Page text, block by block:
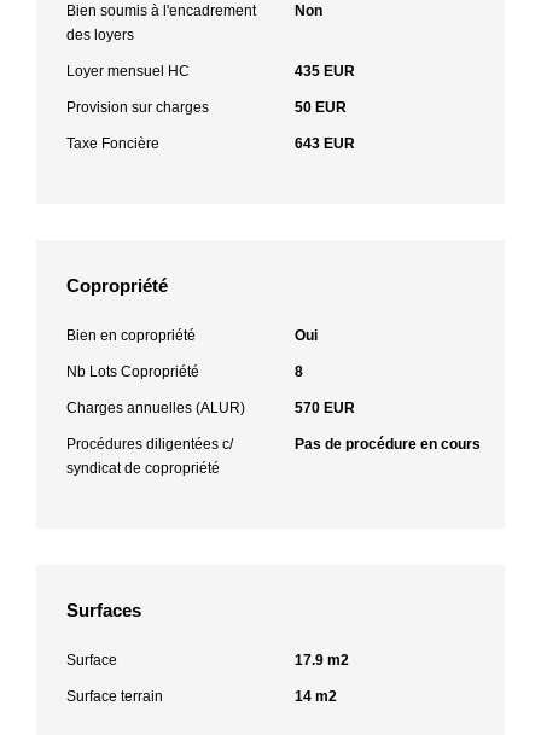
Bien soumis à l'encadrement
des loyers
Non
Loyer mensuel HC 435 EUR
Provision sur charges 50 EUR
Taxe Foncière 643 EUR
Copropriété
Bien en copropriété Oui
Nb Lots Copropriété 8
Charges annuelles (ALUR) 570 EUR
Procédures diligentées c/
syndicat de copropriété
Pas de procédure en cours
Surfaces
Surface 17.9 m2
Surface terrain 14 m2